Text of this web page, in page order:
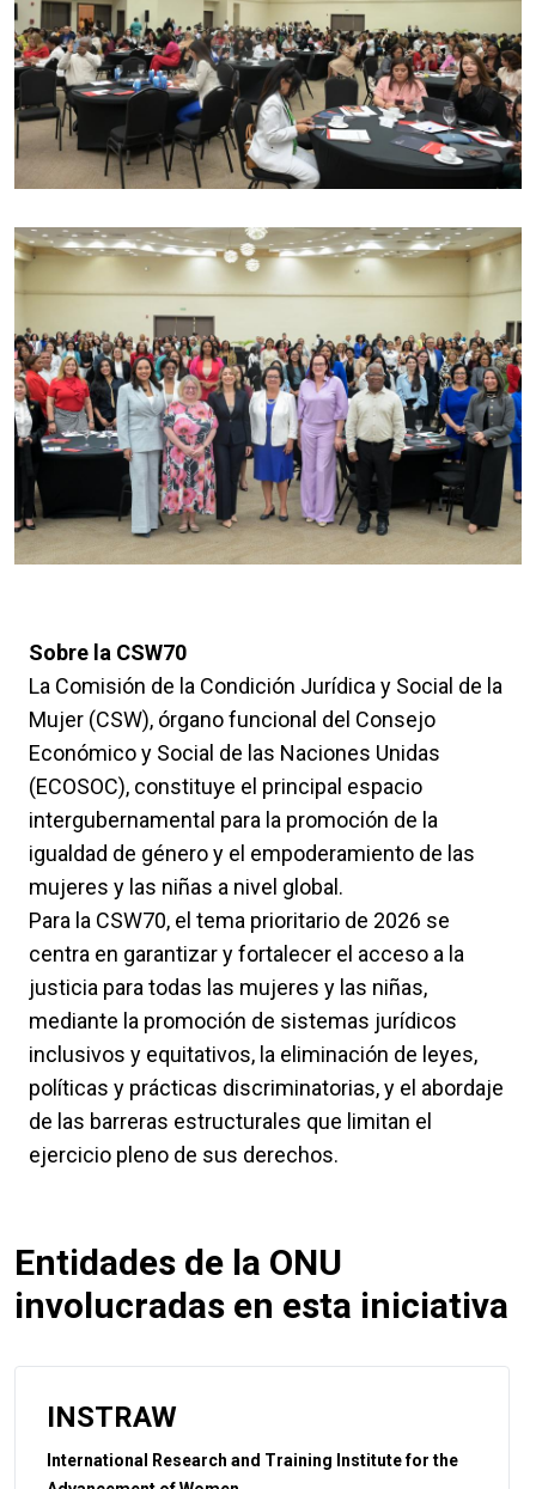
Sobre la CSW70
La Comisión de la Condición Jurídica y Social de la
Mujer (CSW), órgano funcional del Consejo
Económico y Social de las Naciones Unidas
(ECOSOC), constituye el principal espacio
intergubernamental para la promoción de la
igualdad de género y el empoderamiento de las
mujeres y las niñas a nivel global.
Para la CSW70, el tema prioritario de 2026 se
centra en garantizar y fortalecer el acceso a la
justicia para todas las mujeres y las niñas,
mediante la promoción de sistemas jurídicos
inclusivos y equitativos, la eliminación de leyes,
políticas y prácticas discriminatorias, y el abordaje
de las barreras estructurales que limitan el
ejercicio pleno de sus derechos.
Entidades de la ONU
involucradas en esta iniciativa
INSTRAW
International Research and Training Institute for the